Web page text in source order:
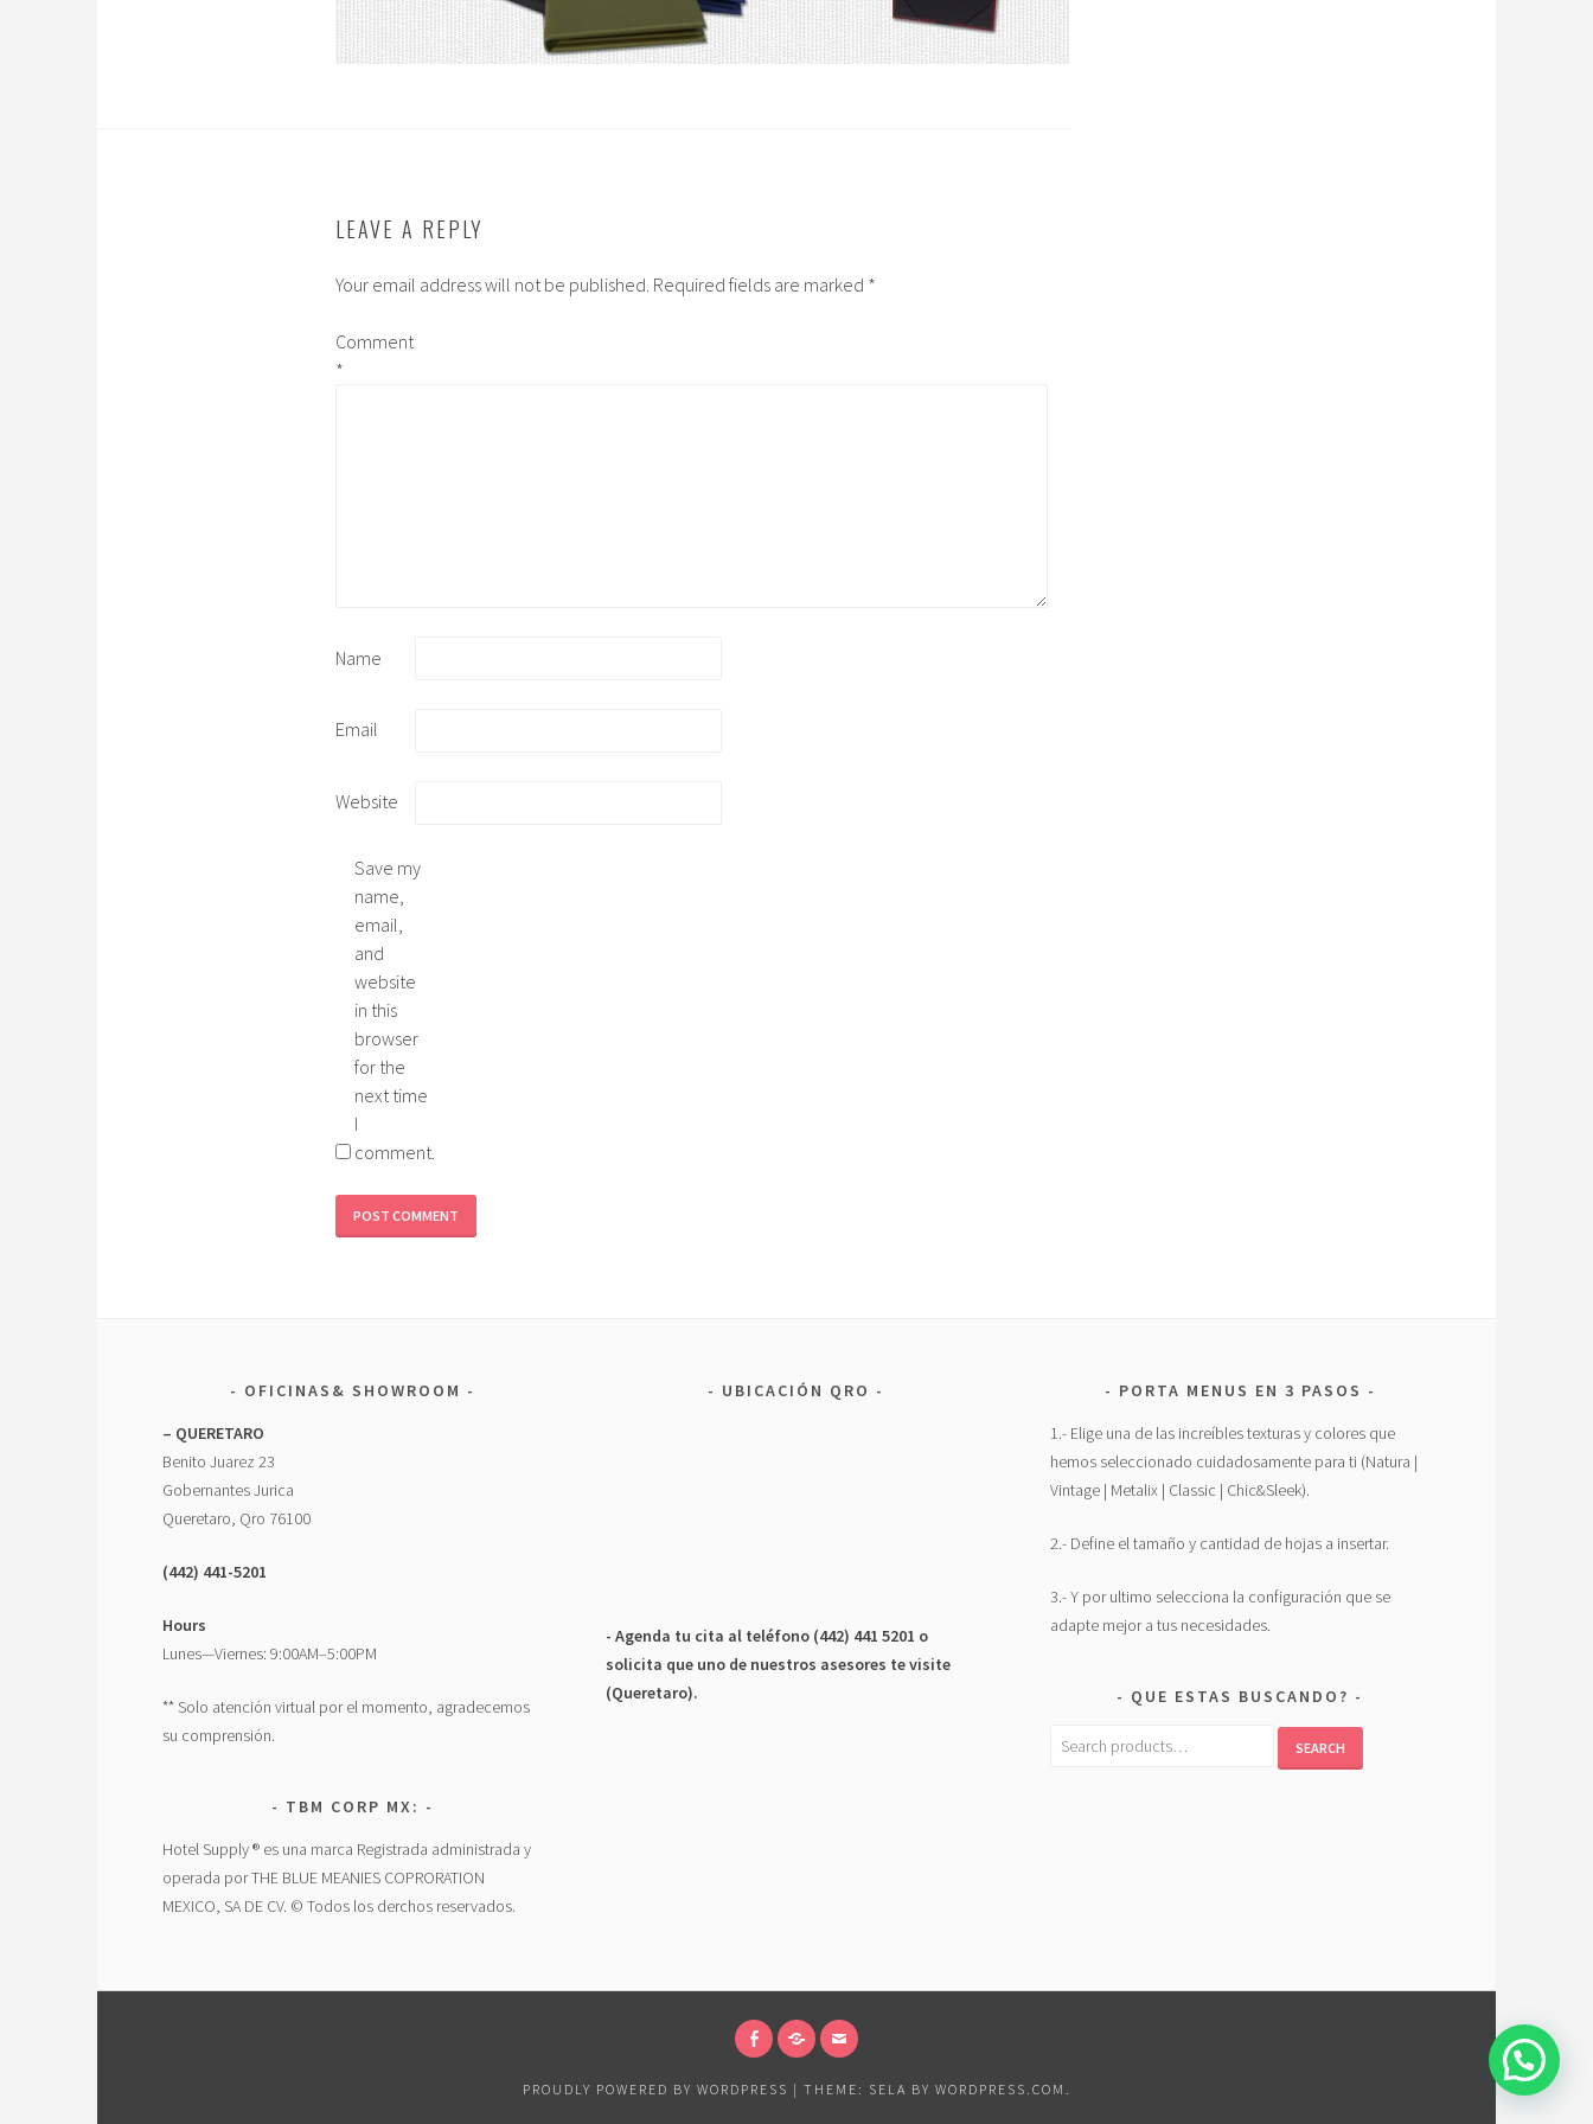
LEAVE A REPLY
Your email address will not be published. Required fields are marked *
Comment
*
Name
Email
Website
Save my
name,
email,
and
website
in this
browser
for the
next time
I
comment.
OFICINAS& SHOWROOM
– QUERETARO
Benito Juarez 23
Gobernantes Jurica
Queretaro, Qro 76100
(442) 441-5201
Hours
Lunes—Viernes: 9:00AM–5:00PM
** Solo atención virtual por el momento, agradecemos
su comprensión.
TBM CORP MX:
Hotel Supply ® es una marca Registrada administrada y
operada por THE BLUE MEANIES COPRORATION
MEXICO, SA DE CV. © Todos los derchos reservados.
UBICACIÓN QRO
- Agenda tu cita al teléfono (442) 441 5201 o
solicita que uno de nuestros asesores te visite
(Queretaro).
PORTA MENUS EN 3 PASOS
1.- Elige una de las increíbles texturas y colores que
hemos seleccionado cuidadosamente para ti (Natura |
Vintage | Metalix | Classic | Chic&Sleek).
2.- Define el tamaño y cantidad de hojas a insertar.
3.- Y por ultimo selecciona la configuración que se
adapte mejor a tus necesidades.
QUE ESTAS BUSCANDO?
Search
SEARCH
PROUDLY POWERED BY WORDPRESS | THEME: SELA BY WORDPRESS.COM .